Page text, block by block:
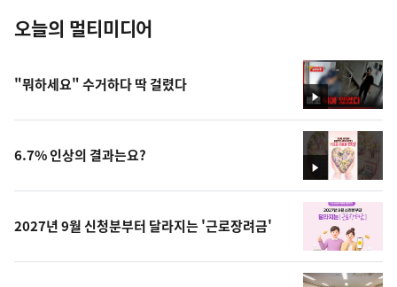
오늘의 멀티미디어
영
상
"뭐하세요" 수거하다 딱 걸렸다
영
상
6.7% 인상의 결과는요?
2027년 9월 신청분부터 달라지는 '근로장려금'